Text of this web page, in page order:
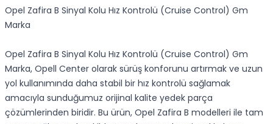
Opel Zafira B Sinyal Kolu Hız Kontrolü (Cruise Control) Gm
Marka
Opel Zafira B Sinyal Kolu Hız Kontrolü (Cruise Control) Gm
Marka, Opell Center olarak sürüş konforunu artırmak ve uzun
yol kullanımında daha stabil bir hız kontrolü sağlamak
amacıyla sunduğumuz orijinal kalite yedek parça
çözümlerinden biridir. Bu ürün, Opel Zafira B modelleri ile tam